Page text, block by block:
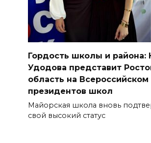
Гордость школы и района:
Удодова представит
область на
президентов школ
Майорская школа вновь
свой высокий статус